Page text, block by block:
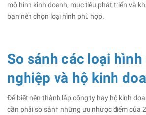
mô hình kinh doanh, mục tiêu phát triển và
bạn nên chọn loại hình phù hợp.
So sánh các loại hình
nghiệp và hộ kinh
Để biết nên thành lập công ty hay hộ kinh
cần phải so sánh những ưu nhược điểm của